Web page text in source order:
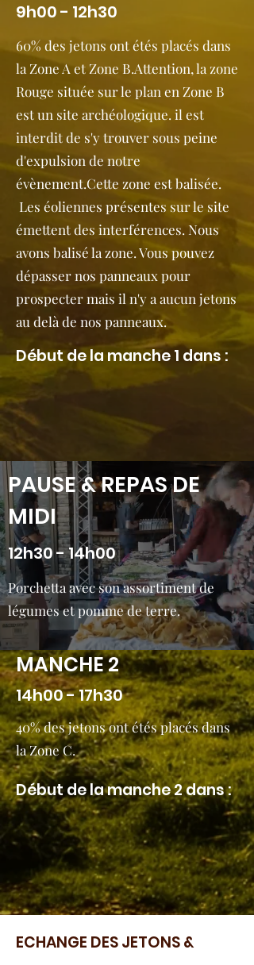
9h00 - 12h30
60% des jetons ont étés placés dans
la Zone A et Zone B.Attention, la zone
Rouge située sur le plan en Zone B
est un site archéologique. il est
interdit de s'y trouver sous peine
d'expulsion de notre
évènement.Cette zone est balisée.
Les éoliennes présentes sur le site
émettent des interférences. Nous
avons balisé la zone. Vous pouvez
dépasser nos panneaux pour
prospecter mais il n'y a aucun jetons
au delà de nos panneaux.
Début de la manche 1 dans :
PAUSE & REPAS DE
MIDI
12h30 - 14h00
Porchetta avec son assortiment de
légumes et pomme de terre.
MANCHE 2
14h00 - 17h30
Début de la manche 2 dans :
40% des jetons ont étés placés dans
la Zone C.
ECHANGE DES JETONS &